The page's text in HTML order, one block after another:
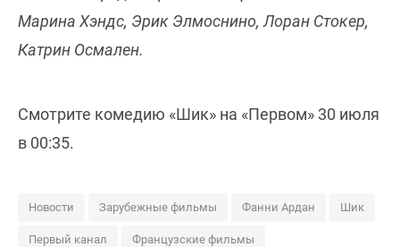
Марина Хэндс, Эрик Элмоснино, Лоран Стокер,
Катрин Осмален.
Смотрите комедию «Шик» на «Первом» 30 июля
в 00:35.
Новости Зарубежные фильмы Фанни Ардан Шик
Первый канал Французские фильмы